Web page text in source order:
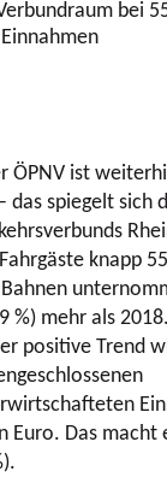
bei
ÖPNV ist
spiegelt sich
knapp
%) mehr als
positive Trend
Euro. Das macht